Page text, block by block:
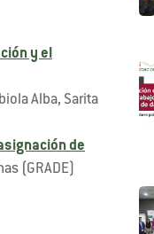
y el
Alba, Sarita
de
(GRADE)